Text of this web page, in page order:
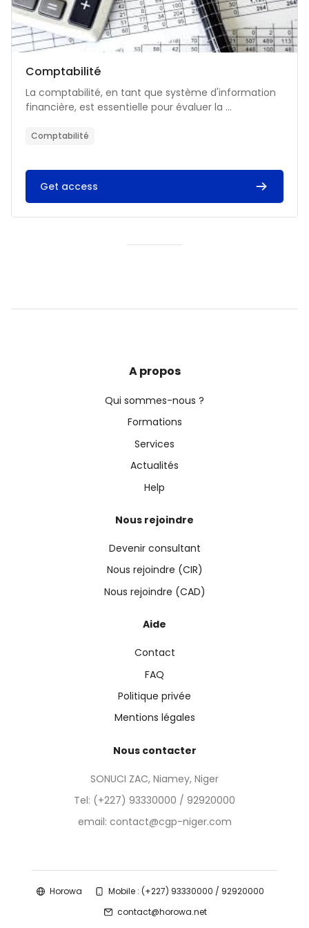
Catégorie de cours
Nom du cours
Comptabilité
Résumé du cours :
La comptabilité, en tant que système d'information
financière, est essentielle pour évaluer la ...
Comptabilité
Get access
A propos
Qui sommes-nous ?
Formations
Services
Actualités
Help
Nous rejoindre
Devenir consultant
Nous rejoindre (CIR)
Nous rejoindre (CAD)
Aide
Contact
FAQ
Politique privée
Mentions légales
Nous contacter
SONUCI ZAC, Niamey, Niger
Tel: (+227) 93330000 / 92920000
email: contact@cgp-niger.com
Horowa
Mobile : (+227) 93330000 / 92920000
contact@horowa.net